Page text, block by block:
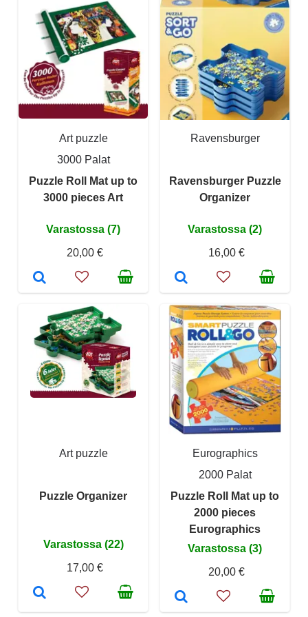
Art puzzle
3000 Palat
Puzzle Roll Mat up to
3000 pieces Art
Varastossa (7)
20,00 €
Ravensburger
Ravensburger Puzzle
Organizer
Varastossa (2)
16,00 €
Art puzzle
Puzzle Organizer
Varastossa (22)
17,00 €
Eurographics
2000 Palat
Puzzle Roll Mat up to
2000 pieces
Eurographics
Varastossa (3)
20,00 €